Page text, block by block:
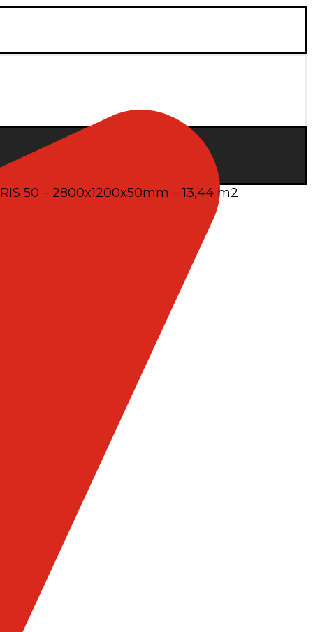
50 – 2800x1200x50mm – 13,44 m2